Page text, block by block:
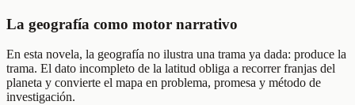
La geografía como motor narrativo
En esta novela, la geografía no ilustra una trama ya dada: produce la
trama. El dato incompleto de la latitud obliga a recorrer franjas del
planeta y convierte el mapa en problema, promesa y método de
investigación.